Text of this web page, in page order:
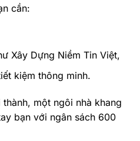
cần:
Xây Dựng Niềm Tin Việt,
kiệm thông minh.
một ngôi nhà khang
bạn với ngân sách 600